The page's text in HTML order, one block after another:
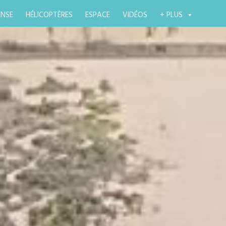
HÉLICOPTÈRES ESPACE VIDÉOS + PLUS